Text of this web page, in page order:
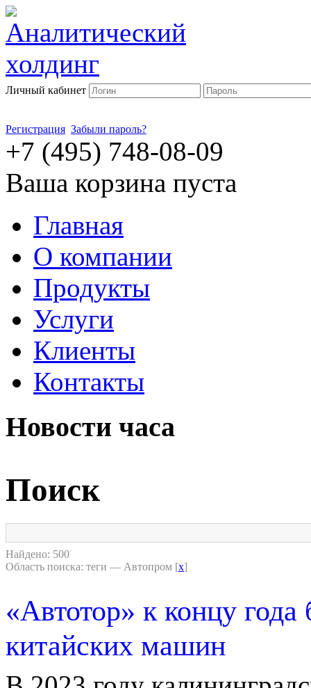
Личный кабинет
Регистрация Забыли пароль?
+7 (495) 748-08-09
Ваша корзина пуста
Главная
О компании
Продукты
Услуги
Клиенты
Контакты
Новости часа
Поиск
Найдено: 500
Область поиска: теги — Автопром [x]
«Автотор» к концу
китайских машин